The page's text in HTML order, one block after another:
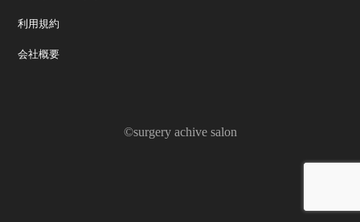
利用規約
会社概要
©surgery achive salon